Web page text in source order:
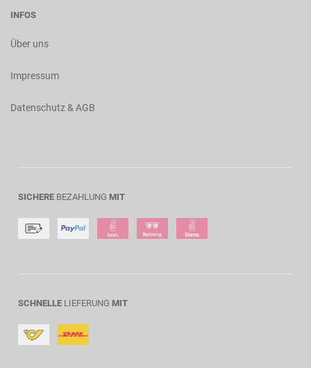
INFOS
Über uns
Impressum
Datenschutz & AGB
SICHERE BEZAHLUNG MIT
SCHNELLE LIEFERUNG MIT